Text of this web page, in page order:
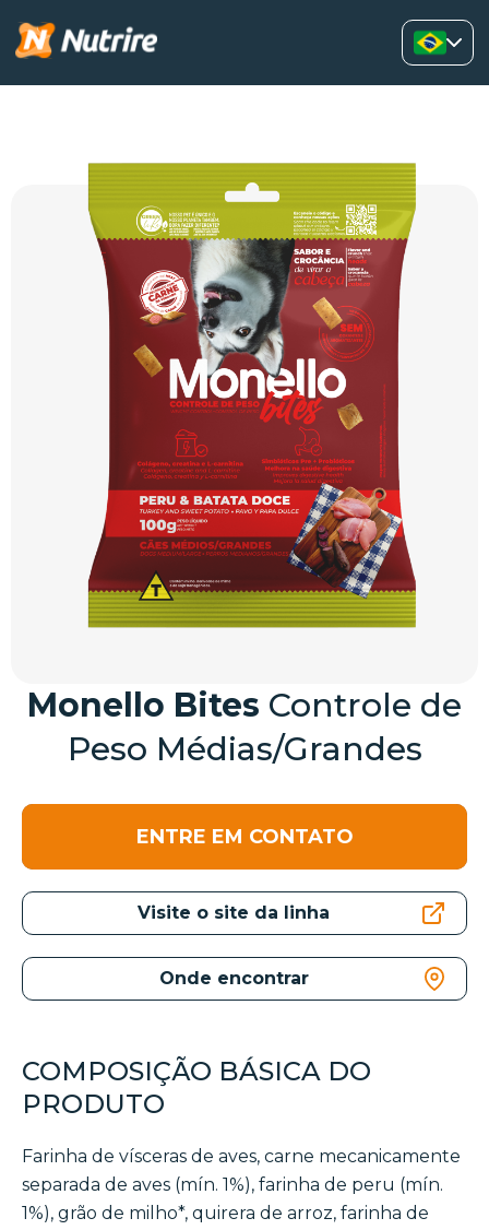
Monello Bites Controle de
Peso Médias/Grandes
ENTRE EM CONTATO
Visite o site da linha
Onde encontrar
COMPOSIÇÃO BÁSICA DO
PRODUTO
Farinha de vísceras de aves, carne mecanicamente
separada de aves (mín. 1%), farinha de peru (mín.
1%), grão de milho*, quirera de arroz, farinha de